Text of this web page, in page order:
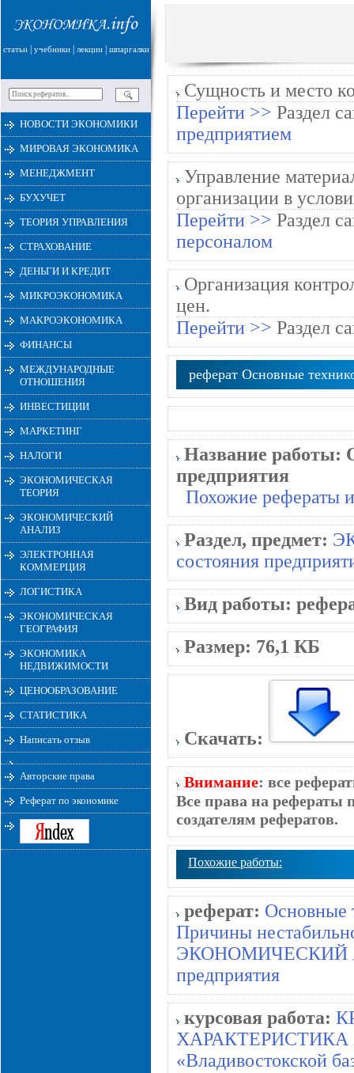
статьи| учебники| лекции| шпаргалки
НОВОСТИ ЭКОНОМИКИ
МИРОВАЯ ЭКОНОМИКА
МЕНЕДЖМЕНТ
БУХУЧЕТ
ТЕОРИЯ УПРАВЛЕНИЯ
СТРАХОВАНИЕ
ДЕНЬГИ И КРЕДИТ
МИКРОЭКОНОМИКА
МАКРОЭКОНОМИКА
ФИНАНСЫ
МЕЖДУНАРОДНЫЕ
ОТНОШЕНИЯ
ИНВЕСТИЦИИ
МАРКЕТИНГ
НАЛОГИ
ЭКОНОМИЧЕСКАЯ
ТЕОРИЯ
ЭКОНОМИЧЕСКИЙ
АНАЛИЗ
ЭЛЕКТРОННАЯ
КОММЕРЦИЯ
ЛОГИСТИКА
ЭКОНОМИЧЕСКАЯ
ГЕОГРАФИЯ
ЭКОНОМИКА
НЕДВИЖИМОСТИ
ЦЕНООБРАЗОВАНИЕ
СТАТИСТИКА
Написать отзыв
Авторские права
Реферат по экономике
Сущность и место
Перейти >> Раздел
предприятием
Управление
организации в
Перейти >> Раздел
персоналом
Организация
цен.
Перейти >> Раздел
реферат Основные
Название работы:
предприятия
Похожие рефераты
Раздел, предмет:
состояния
Вид работы:
Размер: 76,1 КБ
Скачать:
Внимание: все
Все права на рефераты
создателям рефератов.
Похожие работы:
реферат: Основные
Причины
ЭКОНОМИЧЕСКИЙ
предприятия
курсовая работа:
ХАРАКТЕРИСТИКА
«Владивостокской